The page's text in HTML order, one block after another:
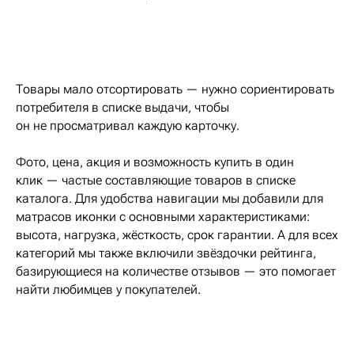
Товары мало отсортировать — нужно сориентировать
потребителя в списке выдачи, чтобы
он не просматривал каждую карточку.
Фото, цена, акция и возможность купить в один
клик — частые составляющие товаров в списке
каталога. Для удобства навигации мы добавили для
матрасов иконки с основными характеристиками:
высота, нагрузка, жёсткость, срок гарантии. А для всех
категорий мы также включили звёздочки рейтинга,
базирующиеся на количестве отзывов — это помогает
найти любимцев у покупателей.